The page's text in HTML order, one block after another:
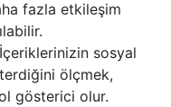
fazla etkileşim
İçeriklerinizin sosyal
ölçmek,
gösterici olur.